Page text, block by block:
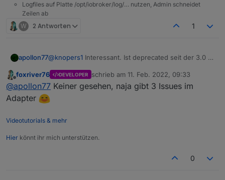
Logfiles auf Platte /opt/iobroker/log/… nutzen, Admin schneidet
Zeilen ab
W 2 Antworten 1
apollon77@knopers1 Interessant. Ist deprecated seit der 3.0 ...
dich als Quick Fix: Suche die Code stelle
/opt/iobroker/node_modules/@frankjoke/myadapter/
myAdapter.js Zeile 252 und ändere
adapter.objects.getObjectList
Anpassen muss es frankjoke ... sorry
I added to incompatibility List in first post
Offline
foxriver76 DEVELOPER schrieb am 11. Feb. 2022, 09:33
zuletzt editiert von
@apollon77 Keiner gesehen, naja gibt 3 Issues im
Adapter
Videotutorials & mehr
Hier könnt ihr mich unterstützen.
0